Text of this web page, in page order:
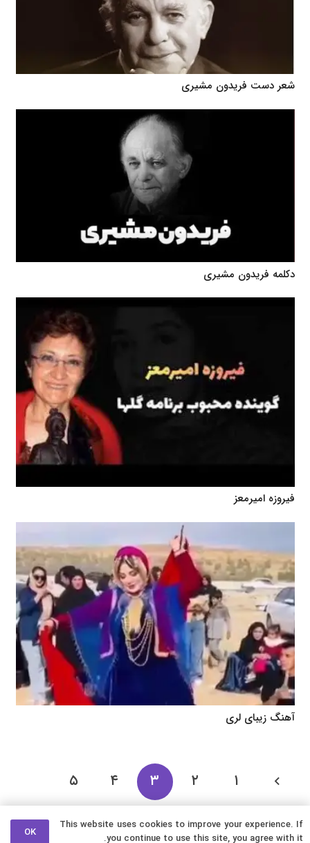
شعر دست فریدون مشیری
دکلمه فریدون مشیری
فیروزه امیرمعز
آهنگ زیبای لری
۱ ۲ ۳ ۴
۵
۶
… ۱۲
This website uses cookies to improve your experience. If
you continue to use this site, you agree with it.
OK